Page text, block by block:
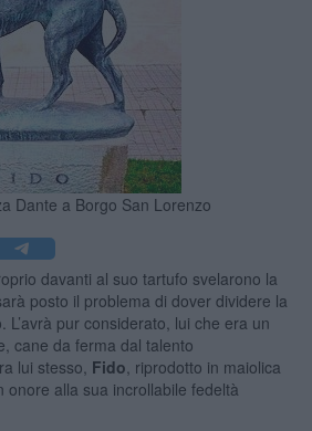
Dante a Borgo San Lorenzo
davanti al suo tartufo svelarono la
posto il problema di dover dividere la
L’avrà pur considerato, lui che era un
cane da ferma dal talento
lui stesso, Fido , riprodotto in maiolica
onore alla sua incrollabile fedeltà